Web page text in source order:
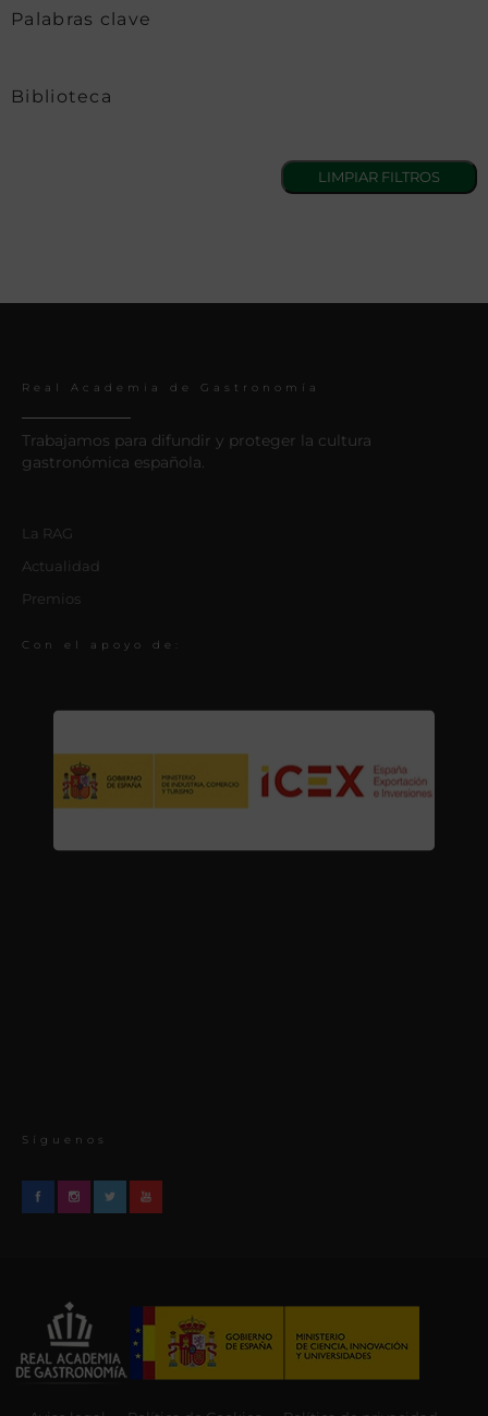
Palabras clave
Biblioteca
Real Academia de Gastronomía
Trabajamos para difundir y proteger la cultura
gastronómica española.
La RAG
Actualidad
Premios
Con el apoyo de:
Síguenos